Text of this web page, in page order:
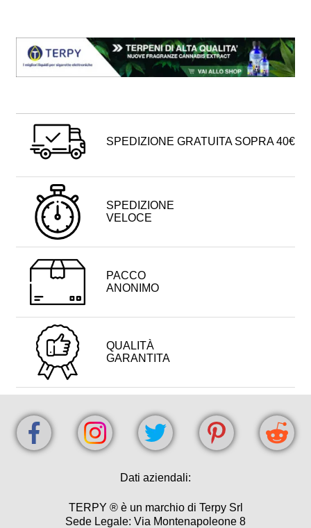
SPEDIZIONE GRATUITA SOPRA 40€
SPEDIZIONE
VELOCE
PACCO
ANONIMO
QUALITÀ
GARANTITA
Dati aziendali:
TERPY ® è un marchio di Terpy Srl
Sede Legale: Via Montenapoleone 8